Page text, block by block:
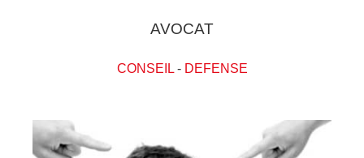
AVOCAT
CONSEIL- DEFENSE